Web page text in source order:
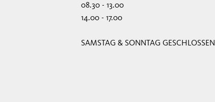
08.30 - 13.00
14.00 - 17.00
SAMSTAG & SONNTAG GESCHLOSSEN